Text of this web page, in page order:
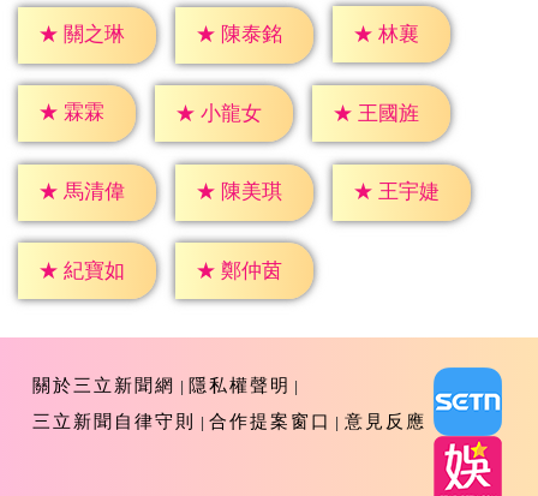
★ 關之琳 ★ 陳泰銘 ★ 林襄
★ 霖霖 ★ 小龍女 ★ 王國旌
★ 馬清偉 ★ 陳美琪 ★ 王宇婕
★ 紀寶如 ★ 鄭仲茵
關於三立新聞網
隱私權聲明
三立新聞自律守則
合作提案窗口 意見反應